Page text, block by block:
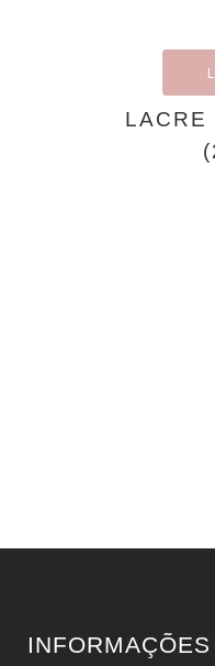
LACRE
INFORMAÇÕES